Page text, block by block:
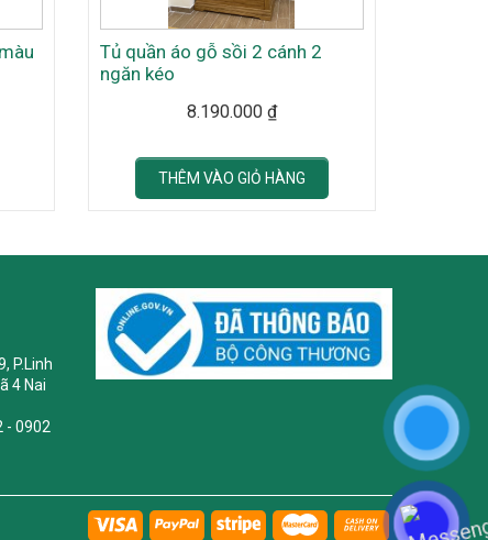
Tủ quần áo gỗ sồi 2 cánh 2
ngăn kéo
8.190.000 ₫
THÊM VÀO GIỎ HÀNG
P.Linh
4 Nai
- 0902